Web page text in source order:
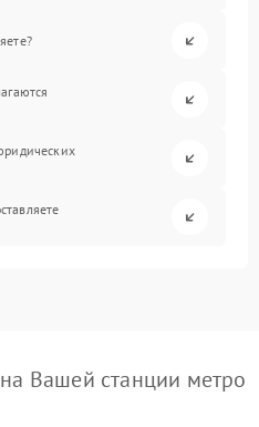
Вашей станции метро